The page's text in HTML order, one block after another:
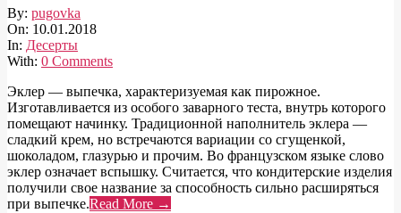
2018-
01-
10
By: pugovka
On: 10.01.2018
In: Десерты
With: 0 Comments
Эклер — выпечка, характеризуемая как пирожное.
Изготавливается из особого заварного теста, внутрь которого
помещают начинку. Традиционной наполнитель эклера —
сладкий крем, но встречаются вариации со сгущенкой,
шоколадом, глазурью и прочим. Во французском языке слово
эклер означает вспышку. Считается, что кондитерские изделия
получили свое название за способность сильно расширяться
при выпечке.Read More →